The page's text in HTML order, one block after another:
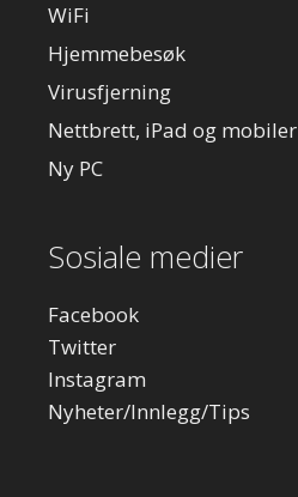
WiFi
Hjemmebesøk
Virusfjerning
Nettbrett, iPad og mobiler
Ny PC
Sosiale medier
Facebook
Twitter
Instagram
Nyheter/Innlegg/Tips